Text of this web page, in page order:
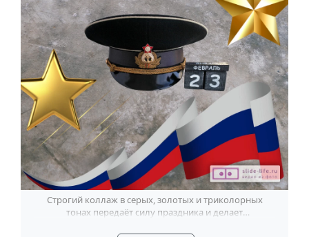
Строгий коллаж в серых, золотых и триколорных
тонах передаёт силу праздника и делает